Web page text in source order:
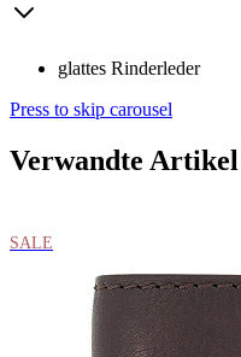
glattes Rinderleder
Press to skip carousel
Verwandte Artikel
SALE